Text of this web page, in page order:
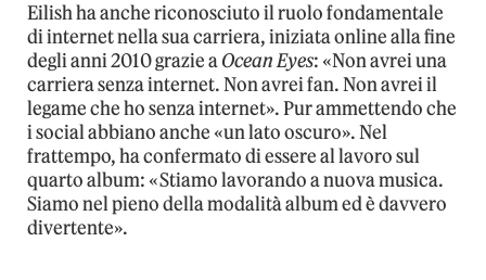
Eilish ha anche riconosciuto il ruolo fondamentale
di internet nella sua carriera, iniziata online alla fine
degli anni 2010 grazie aOcean Eyes: «Non avrei una
carriera senza internet. Non avrei fan. Non avrei il
legame che ho senza internet». Pur ammettendo che
i social abbiano anche «un lato oscuro». Nel
frattempo, ha confermato di essere al lavoro sul
quarto album: «Stiamo lavorando a nuova musica.
Siamo nel pieno della modalità album ed è davvero
divertente».